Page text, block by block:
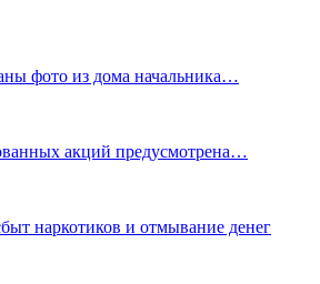
фото из дома начальника…
акций предусмотрена…
наркотиков и отмывание денег